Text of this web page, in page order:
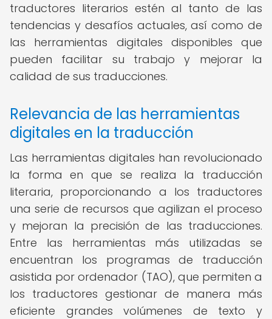
traductores literarios estén al tanto de las
tendencias y desafíos actuales, así como de
las herramientas digitales disponibles que
pueden facilitar su trabajo y mejorar la
calidad de sus traducciones.
Relevancia de las herramientas
digitales en la traducción
Las herramientas digitales han revolucionado
la forma en que se realiza la traducción
literaria, proporcionando a los traductores
una serie de recursos que agilizan el proceso
y mejoran la precisión de las traducciones.
Entre las herramientas más utilizadas se
encuentran los programas de traducción
asistida por ordenador (TAO), que permiten a
los traductores gestionar de manera más
eficiente grandes volúmenes de texto y